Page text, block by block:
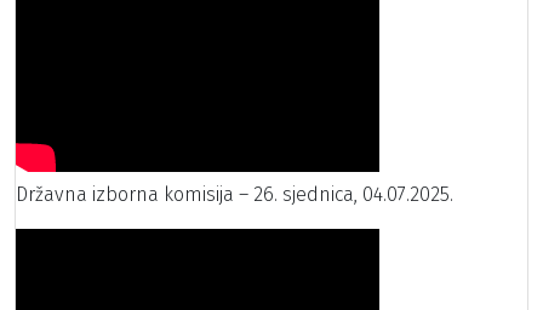
Državna izborna komisija – 26. sjednica, 04.07.2025.